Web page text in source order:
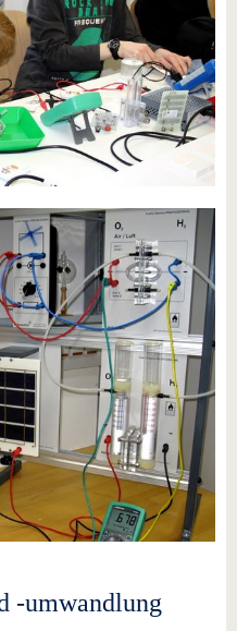
-umwandlung